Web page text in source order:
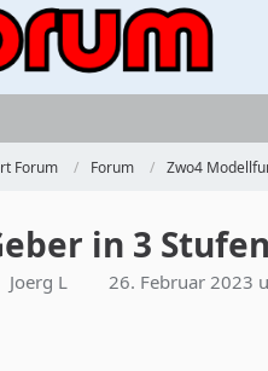
Forum Forum Zwo4
in 3
Joerg L 26. Februar 2023